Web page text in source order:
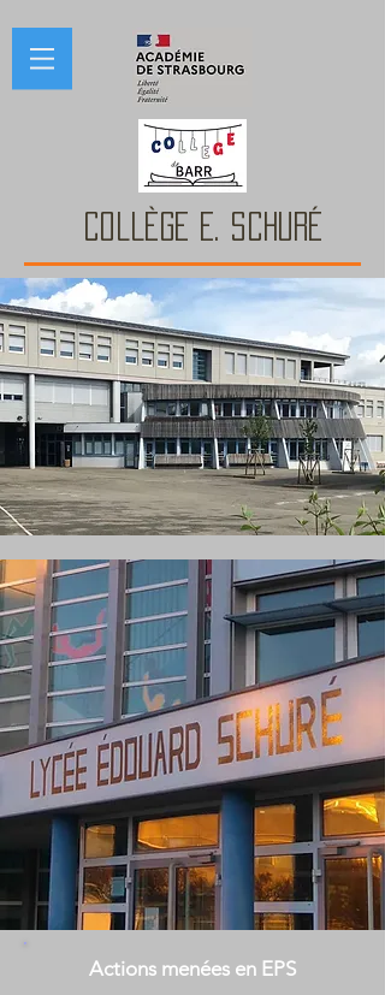
COLLÈGE E. Schuré
Actions menées en EPS